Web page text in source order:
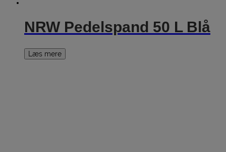
NRW Pedelspand 50 L Blå
Læs mere